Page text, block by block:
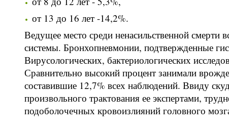
от 13 до 16 лет -14,2%.
Ведущее место среди ненасильственной смерти
системы. Бронхопневмонии, подтвержденные
Вирусологических, бактериологических
Сравнительно высокий процент занимали
составившие 12,7% всех наблюдений. Ввиду
произвольного трактования ее экспертами,
подоболочечных кровоизлияний головного